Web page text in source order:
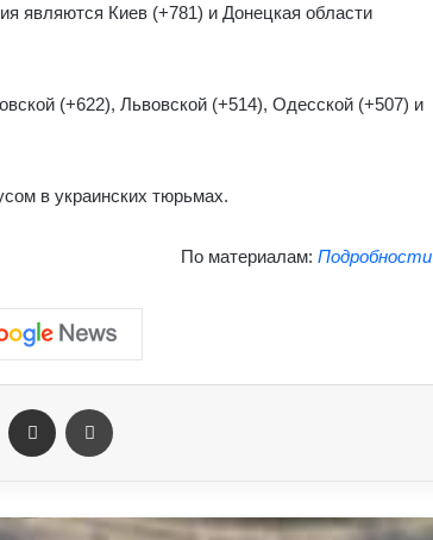
являются Киев (+781) и Донецкая области
(+622), Львовской (+514), Одесской (+507) и
в украинских тюрьмах.
По материалам: Подробности
Отправить e-mail
Павло Паліса може стати послом
дизелю до 100 літрів: стало відомо,